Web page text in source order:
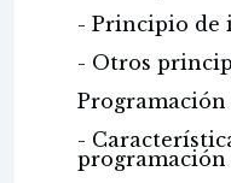
- Principio de
- Otros
-
programación